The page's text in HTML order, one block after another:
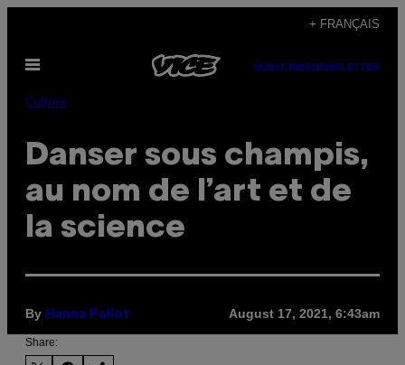
content
+ FRANÇAIS
Open
SUBSCRIBENEWSLETTER
Culture
Danser sous champis,
au nom de l’art et de
la science
By Hanna Pallot August 17, 2021, 6:43am
Share: